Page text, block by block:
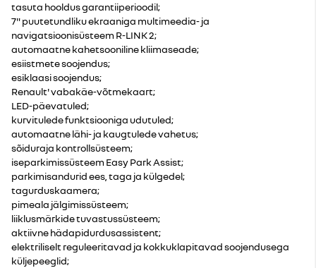
tasuta hooldus garantiiperioodil;
7" puutetundliku ekraaniga multimeedia- ja
navigatsioonisüsteem R-LINK 2;
automaatne kahetsooniline kliimaseade;
esiistmete soojendus;
esiklaasi soojendus;
Renault' vabakäe-võtmekaart;
LED-päevatuled;
kurvitulede funktsiooniga udutuled;
automaatne lähi- ja kaugtulede vahetus;
sõiduraja kontrollsüsteem;
iseparkimissüsteem Easy Park Assist;
parkimisandurid ees, taga ja külgedel;
tagurduskaamera;
pimeala jälgimissüsteem;
liiklusmärkide tuvastussüsteem;
aktiivne hädapidurdusassistent;
elektriliselt reguleeritavad ja kokkuklapitavad soojendusega
küljepeeglid;